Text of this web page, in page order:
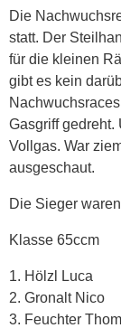
Die
statt. Der
für die kleinen
gibt es kein
Gasgriff gedreht.
Vollgas. War
ausgeschaut.
Die Sieger
Klasse 65ccm
1. Hölzl Luca
2. Gronalt Nico
3. Feuchter